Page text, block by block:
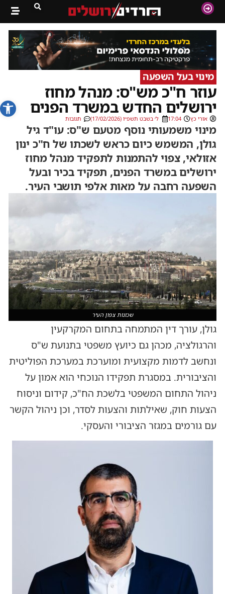
פתח
מינוי בעל השפעה
עוזר ח"כ מש"ס: מנהל מחוז
ירושלים החדש במשרד הפנים
אורי כץ 17:04 ל׳ בשבט תשפ״ו (17/02/2026) תגובות
מינוי משמעותי נוסף מטעם ש"ס: עו"ד גיל
גולן, המשמש כיום כראש לשכתו של ח"כ ינון
אזולאי, צפוי להתמנות לתפקיד מנהל מחוז
ירושלים במשרד הפנים, תפקיד בכיר ובעל
השפעה רחבה על מאות אלפי תושבי העיר.
שכונות צפון העיר
גולן, עורך דין המתמחה בתחום המקרקעין
והרגולציה, מכהן גם כיועץ משפטי בתנועת ש"ס
ונחשב לדמות מקצועית ומוערכת במערכת הפוליטית
והציבורית. במסגרת תפקידו הנוכחי הוא אמון על
ניהול התחום המשפטי בלשכת הח"כ, קידום וניסוח
הצעות חוק, שאילתות והצעות לסדר, וכן ניהול הקשר
עם גורמים במגזר הציבורי והעסקי.